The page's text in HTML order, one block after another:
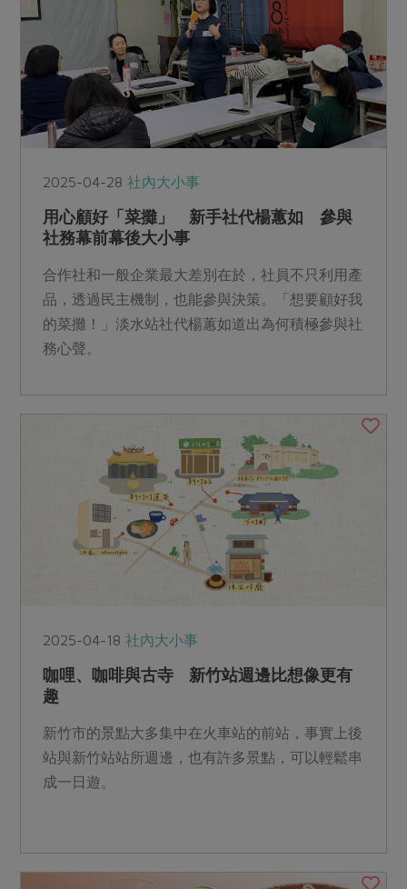
素食專區
樂齡友善
高麗菜海鮮煎餅
地區活動
社務會議 地區活動
活動報下載
2025-04-28社內大小事
用心顧好「菜攤」 新手社代楊蕙如 參與
社務幕前幕後大小事
合作社和一般企業最大差別在於，社員不只利用產
品，透過民主機制，也能參與決策。「想要顧好我
的菜攤！」淡水站社代楊蕙如道出為何積極參與社
務心聲。
2025-04-18社內大小事
咖哩、咖啡與古寺 新竹站週邊比想像更有
趣
新竹市的景點大多集中在火車站的前站，事實上後
站與新竹站站所週邊，也有許多景點，可以輕鬆串
成一日遊。